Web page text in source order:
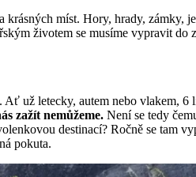
míst. Hory, hrady,
životem se musíme vypravit
už letecky, autem nebo vlakem,
zažít nemůžeme. Není se tedy
destinací? Ročně se tam
pokuta.